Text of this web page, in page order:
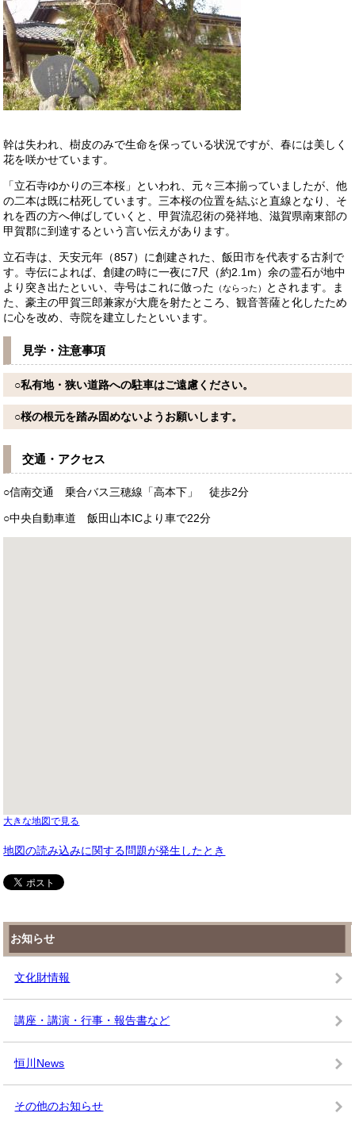
幹は失われ、樹皮のみで生命を保っている状況ですが、春には美しく
花を咲かせています。
「立石寺ゆかりの三本桜」といわれ、元々三本揃っていましたが、他
の二本は既に枯死しています。三本桜の位置を結ぶと直線となり、そ
れを西の方へ伸ばしていくと、甲賀流忍術の発祥地、滋賀県南東部の
甲賀郡に到達するという言い伝えがあります。
立石寺は、天安元年（857）に創建された、飯田市を代表する古刹で
す。寺伝によれば、創建の時に一夜に7尺（約2.1m）余の霊石が地中
より突き出たといい、寺号はこれに倣った
（ならった）
とされます。ま
た、豪主の甲賀三郎兼家が大鹿を射たところ、観音菩薩と化したため
に心を改め、寺院を建立したといいます。
見学・注意事項
○私有地・狭い道路への駐車はご遠慮ください。
○桜の根元を踏み固めないようお願いします。
交通・アクセス
○信南交通 乗合バス三穂線「高本下」 徒歩2分
○中央自動車道 飯田山本ICより車で22分
大きな地図で見る
地図の読み込みに関する問題が発生したとき
お知らせ
文化財情報
講座・講演・行事・報告書など
恒川News
その他のお知らせ